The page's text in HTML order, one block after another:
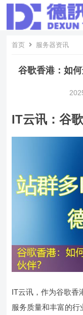
首页 服务器资讯
谷歌香港：如
IT云讯：谷
IT云讯，作为谷歌香
服务质量和丰富的